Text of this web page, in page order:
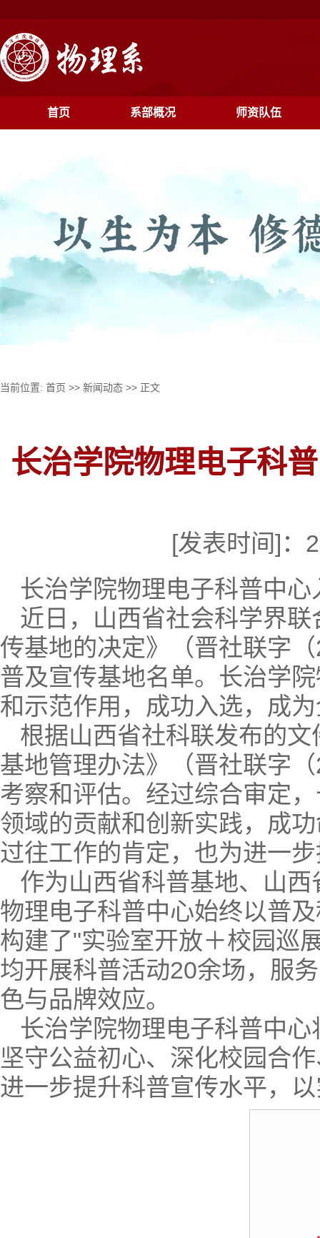
首页 系部概况 师资队伍
当前位置: 首页 >> 新闻动态 >> 正文
长治学院物理电子科
[发表时间]：
长治学院物理电子科普中
近日，山西省社会科学界
传基地的决定》（晋社联字
普及宣传基地名单。长治学
和示范作用，成功入选，成
根据山西省社科联发布的
基地管理办法》（晋社联字
考察和评估。经过综合审定
领域的贡献和创新实践，成
过往工作的肯定，也为进一
作为山西省科普基地、山
物理电子科普中心始终以普
构建了"实验室开放＋校园巡
均开展科普活动20余场，服
色与品牌效应。
长治学院物理电子科普中
坚守公益初心、深化校园合
进一步提升科普宣传水平，